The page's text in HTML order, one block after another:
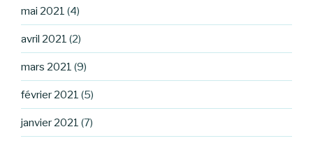
mai 2021 (4)
avril 2021 (2)
mars 2021 (9)
février 2021 (5)
janvier 2021 (7)